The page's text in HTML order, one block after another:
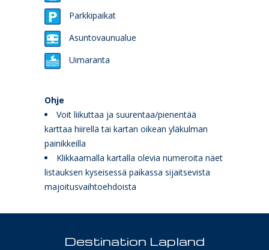
Parkkipaikat
Asuntovaunualue
Uimaranta
Ohje
Voit liikuttaa ja suurentaa/pienentää
karttaa hiirellä tai kartan oikean yläkulman
painikkeilla
Klikkaamalla kartalla olevia numeroita näet
listauksen kyseisessä paikassa sijaitsevista
majoitusvaihtoehdoista
Destination Lapland